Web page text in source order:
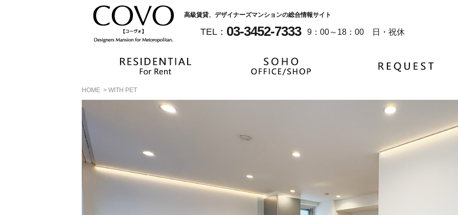
高級賃貸、デザイナーズマンションの総合情報サイト
TEL： 03-3452-7333 9：00～18：00 日・祝休
HOME > WITH PET